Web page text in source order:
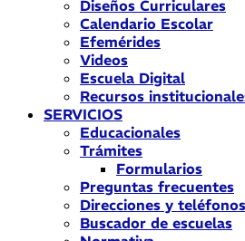
Diseños Curriculares
Calendario Escolar
Efemérides
Videos
Escuela Digital
Recursos
SERVICIOS
Educacionales
Trámites
Formularios
Preguntas frecuentes
Direcciones y teléfonos
Buscador de escuelas